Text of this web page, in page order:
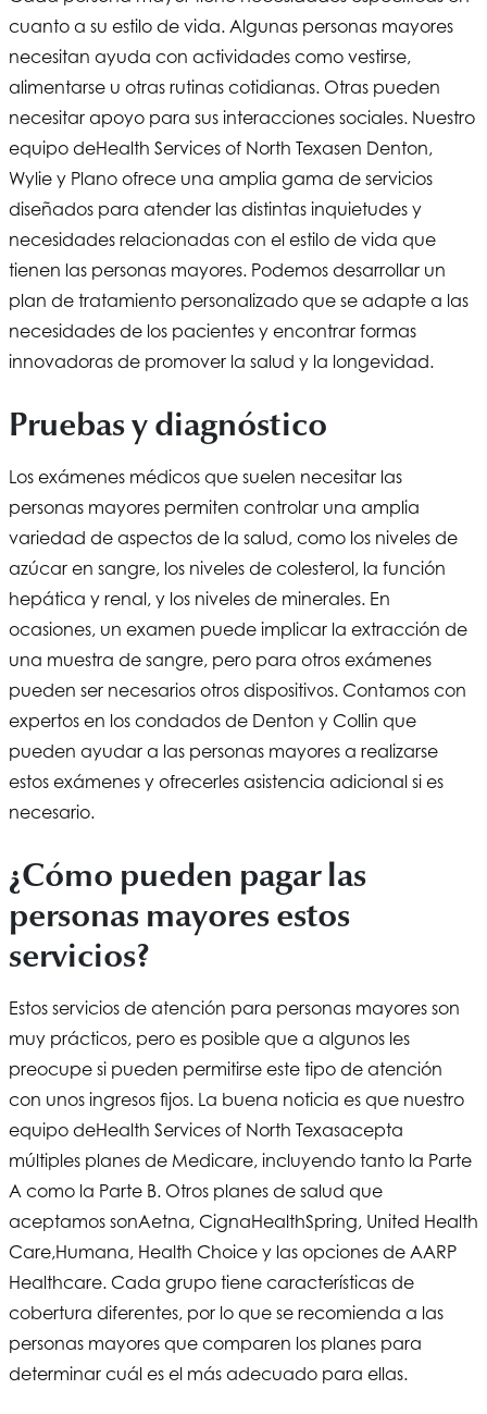
cuanto a su estilo de vida. Algunas personas mayores
necesitan ayuda con actividades como vestirse,
alimentarse u otras rutinas cotidianas. Otras pueden
necesitar apoyo para sus interacciones sociales. Nuestro
equipo deHealth Services of North Texasen Denton,
Wylie y Plano ofrece una amplia gama de servicios
diseñados para atender las distintas inquietudes y
necesidades relacionadas con el estilo de vida que
tienen las personas mayores. Podemos desarrollar un
plan de tratamiento personalizado que se adapte a las
necesidades de los pacientes y encontrar formas
innovadoras de promover la salud y la longevidad.
Pruebas y diagnóstico
Los exámenes médicos que suelen necesitar las
personas mayores permiten controlar una amplia
variedad de aspectos de la salud, como los niveles de
azúcar en sangre, los niveles de colesterol, la función
hepática y renal, y los niveles de minerales. En
ocasiones, un examen puede implicar la extracción de
una muestra de sangre, pero para otros exámenes
pueden ser necesarios otros dispositivos. Contamos con
expertos en los condados de Denton y Collin que
pueden ayudar a las personas mayores a realizarse
estos exámenes y ofrecerles asistencia adicional si es
necesario.
¿Cómo pueden pagar las
personas mayores estos
servicios?
Estos servicios de atención para personas mayores son
muy prácticos, pero es posible que a algunos les
preocupe si pueden permitirse este tipo de atención
con unos ingresos fijos. La buena noticia es que nuestro
equipo deHealth Services of North Texasacepta
múltiples planes de Medicare, incluyendo tanto la Parte
A como la Parte B. Otros planes de salud que
aceptamos sonAetna, CignaHealthSpring, United Health
Care,Humana, Health Choice y las opciones de AARP
Healthcare. Cada grupo tiene características de
cobertura diferentes, por lo que se recomienda a las
personas mayores que comparen los planes para
determinar cuál es el más adecuado para ellas.